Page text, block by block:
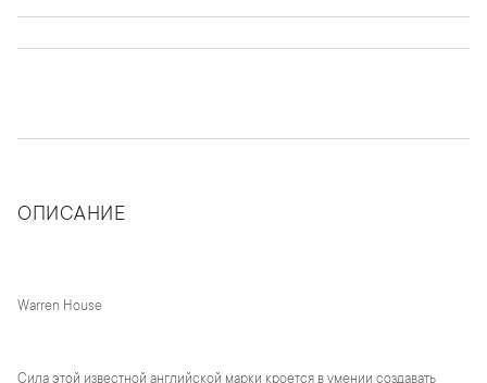
ОПИСАНИЕ
Warren House
Сила этой известной английской марки кроется в умении создавать